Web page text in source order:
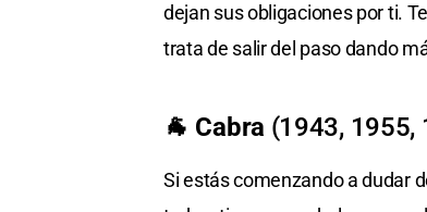
dejan sus obligaciones por ti.
trata de salir del paso dando
🐐 Cabra (1943, 1955,
Si estás comenzando a dudar